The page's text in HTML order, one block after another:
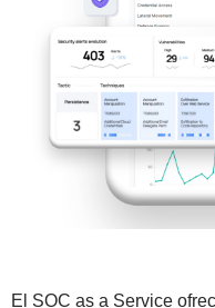
El SOC as a Service